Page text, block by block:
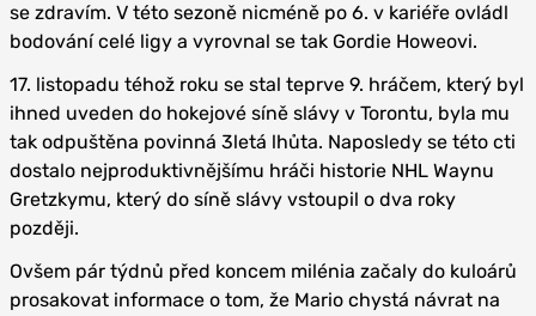
se zdravím. V této sezoně nicméně po 6. v kariéře ovládl
bodování celé ligy a vyrovnal se tak Gordie Howeovi.
17. listopadu téhož roku se stal teprve 9. hráčem, který byl
ihned uveden do hokejové síně slávy v Torontu, byla mu
tak odpuštěna povinná 3letá lhůta. Naposledy se této cti
dostalo nejproduktivnějšímu hráči historie NHL Waynu
Gretzkymu, který do síně slávy vstoupil o dva roky
později.
Ovšem pár týdnů před koncem milénia začaly do kuloárů
prosakovat informace o tom, že Mario chystá návrat na